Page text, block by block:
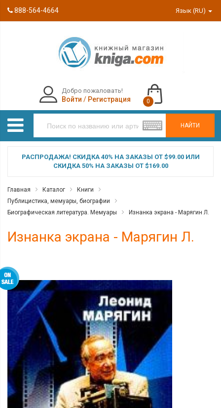
888-564-4664 Язык (RU)
НАЙТИ
Добро пожаловать!
Войти / Регистрация 0
РАСПРОДАЖА! СКИДКА 40% НА ЗАКАЗЫ ОТ $99.00 ИЛИ
СКИДКА 50% НА ЗАКАЗЫ ОТ $169.00
Главная Каталог
Книги
Публицистика, мемуары, биографии
Биографическая литература. Мемуары
Изнанка экрана - Марягин Л.
Изнанка экрана - Марягин Л.